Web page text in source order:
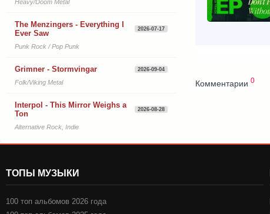
Комментарии 0
Heavy/Doom Metal
The Menzingers - Everything I
Ever Saw
2026-07-17
Punk Rock / Pop Punk
Grimner - Stormvingar 2026-09-04
Folk/Viking Metal
Interpol - This Mirror Weighs a
Ton
2026-08-28
Alternative Rock, Indie
ТОПЫ МУЗЫКИ
100 топ альбомов 2026 года